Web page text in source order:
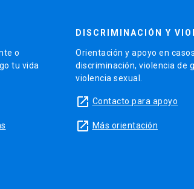
o
tu vida
DISCRIMINACIÓN Y
Orientación y apoyo en
discriminación, violencia de
violencia sexual.
launch Contacto para apoyo
launch Más orientación